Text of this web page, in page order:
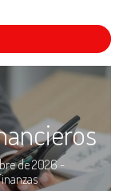
de 2026 -